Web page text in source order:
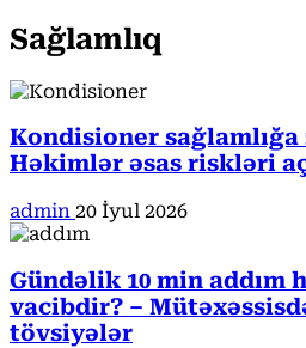
Sağlamlıq
Kondisioner
Həkimlər əsas riskləri
admin 20 İyul 2026
Gündəlik 10 min addım
vacibdir? –
tövsiyələr